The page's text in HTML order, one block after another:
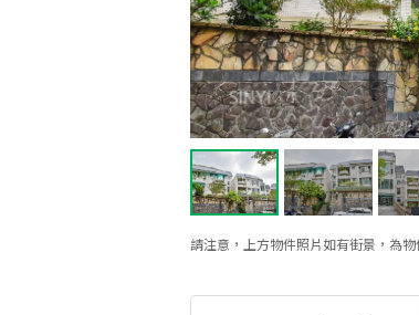
請注意，上方物件照片如有街景，為